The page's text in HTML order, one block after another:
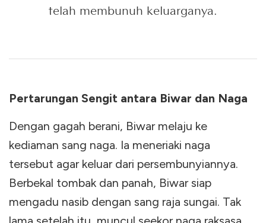
telah membunuh keluarganya.
Pertarungan Sengit antara Biwar dan Naga
Dengan gagah berani, Biwar melaju ke
kediaman sang naga. Ia meneriaki naga
tersebut agar keluar dari persembunyiannya.
Berbekal tombak dan panah, Biwar siap
mengadu nasib dengan sang raja sungai. Tak